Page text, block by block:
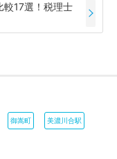
較17選！税理士
御嵩町 美濃川合駅